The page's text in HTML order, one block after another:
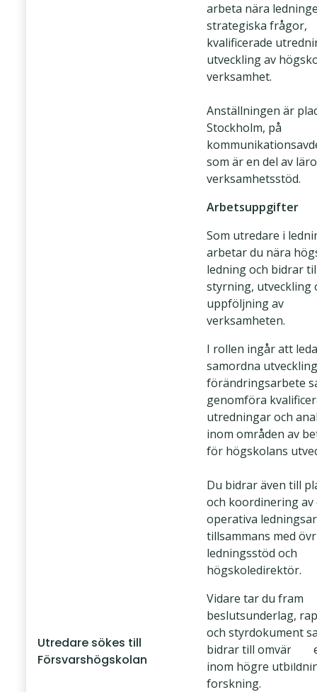
Utredare sökes till
Försvarshögskolan
arbeta nära
strategiska frågor,
kvalificerade
utveckling av
verksamhet.
Anställningen är
Stockholm, på
som är en del av
verksamhetsstöd.
Arbetsuppgifter
Som utredare i
arbetar du nära
ledning och bidrar
styrning, utveckling
uppföljning av
verksamheten.
I rollen ingår att
samordna
förändringsarbete
genomföra
utredningar och
inom områden av
för högskolans
Du bidrar även till
och koordinering av
operativa
tillsammans med
ledningsstöd och
högskoledirektör.
Vidare tar du fram
beslutsunderlag,
och styrdokument
bidrar till
inom högre
forskning.